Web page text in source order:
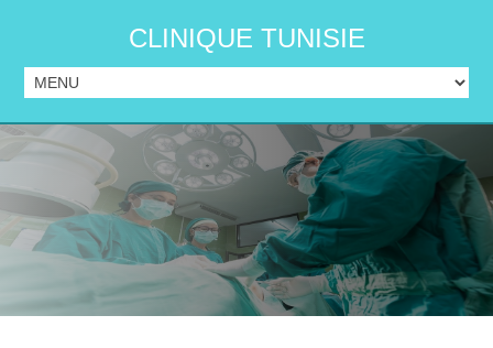
CLINIQUE TUNISIE